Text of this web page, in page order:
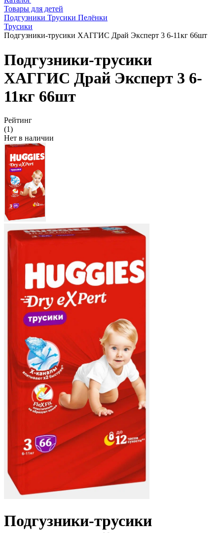
Товары для детей
Подгузники Трусики Пелёнки
Трусики
Подгузники-трусики ХАГГИС Драй Эксперт 3 6-11кг 66шт
Подгузники-трусики
ХАГГИС Драй Эксперт 3 6-
11кг 66шт
Рейтинг
(1)
Нет в наличии
Подгузники-трусики